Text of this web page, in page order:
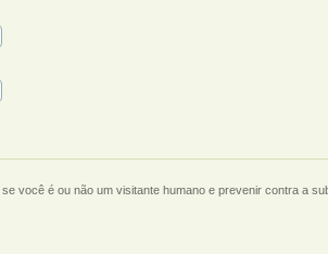
você é ou não um visitante humano e prevenir contra a